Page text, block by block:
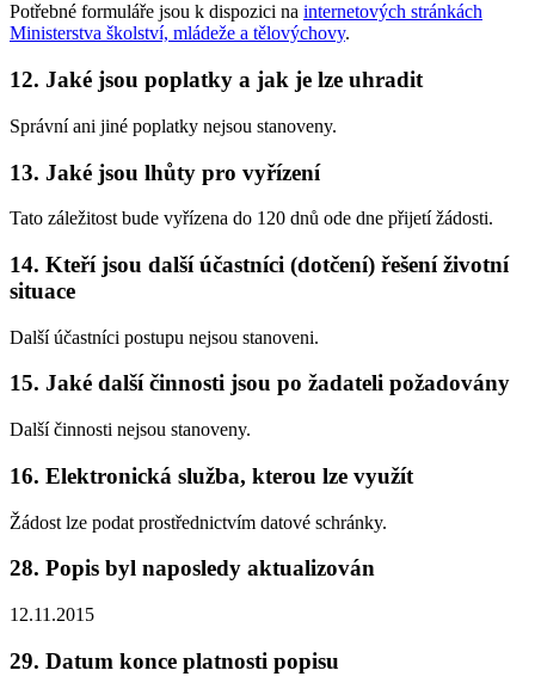
Potřebné formuláře jsou k dispozici na internetových stránkách
Ministerstva školství, mládeže a tělovýchovy.
12. Jaké jsou poplatky a jak je lze uhradit
Správní ani jiné poplatky nejsou stanoveny.
13. Jaké jsou lhůty pro vyřízení
Tato záležitost bude vyřízena do 120 dnů ode dne přijetí žádosti.
14. Kteří jsou další účastníci (dotčení) řešení životní
situace
Další účastníci postupu nejsou stanoveni.
15. Jaké další činnosti jsou po žadateli požadovány
Další činnosti nejsou stanoveny.
16. Elektronická služba, kterou lze využít
Žádost lze podat prostřednictvím datové schránky.
28. Popis byl naposledy aktualizován
12.11.2015
29. Datum konce platnosti popisu